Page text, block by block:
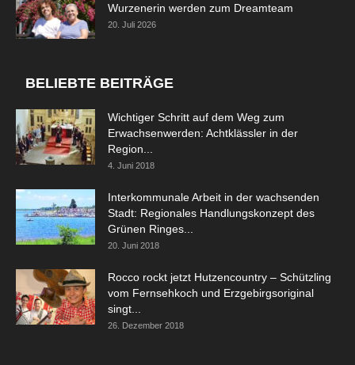
Wurzenerin werden zum Dreamteam
20. Juli 2026
BELIEBTE BEITRÄGE
Wichtiger Schritt auf dem Weg zum
Erwachsenwerden: Achtklässler in der
Region...
4. Juni 2018
Interkommunale Arbeit in der wachsenden
Stadt: Regionales Handlungskonzept des
Grünen Ringes...
20. Juni 2018
Rocco rockt jetzt Hutzencountry – Schützling
vom Fernsehkoch und Erzgebirgsoriginal
singt...
26. Dezember 2018